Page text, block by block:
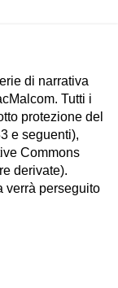
di narrativa
Tutti i
protezione del
e seguenti),
Commons
derivate).
verrà perseguito